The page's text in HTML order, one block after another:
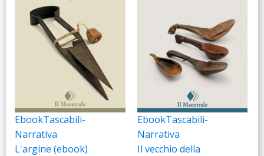
EbookTascabili-
Narrativa
L'argine (ebook)
EbookTascabili-
Narrativa
Il vecchio della